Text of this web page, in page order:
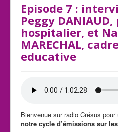
Episode 7 :
Peggy
hospitalier, et
MARECHAL,
educative
Bienvenue sur radio Crésus
notre cycle d’émissions sur